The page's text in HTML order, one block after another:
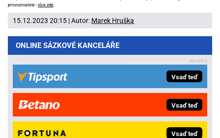
provozovatele -více zde
15.12.2023 20:15 | Autor: Marek Hruška
ONLINE SÁZKOVÉ KANCELÁŘE
Vsaď teď
Vsaď teď
Vsaď teď